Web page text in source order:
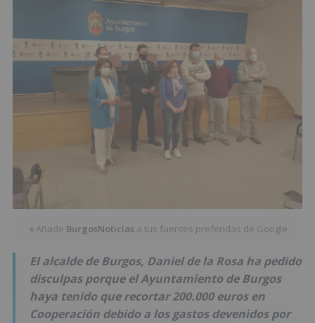
★Añade BurgosNoticias a tus fuentes preferidas de Google
El alcalde de Burgos, Daniel de la Rosa ha pedido
disculpas porque el Ayuntamiento de Burgos
haya tenido que recortar 200.000 euros en
Cooperación debido a los gastos devenidos por